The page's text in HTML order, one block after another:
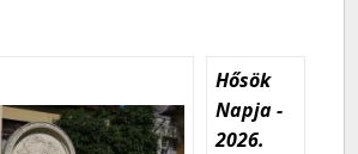
Hősök
Napja -
2026.